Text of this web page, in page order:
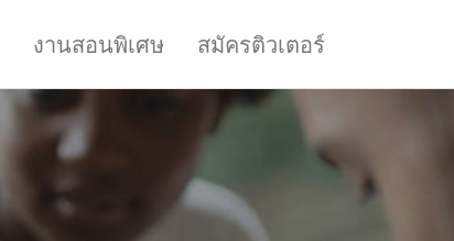
งานสอนพิเศษ สมัครติวเตอร์